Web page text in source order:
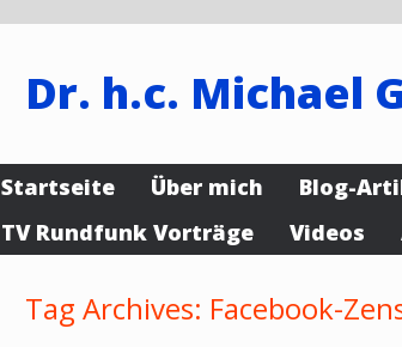
Dr. h.c. Michael
Startseite Über mich Blog-
TV Rundfunk Vorträge
Videos
Tag Archives: Facebook-